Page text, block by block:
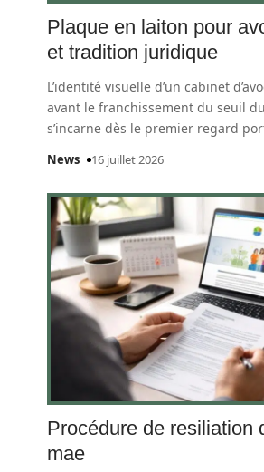
Plaque en laiton pour
et tradition juridique
L’identité visuelle d’un cabinet
avant le franchissement du seuil
s’incarne dès le premier regard
News 16 juillet 2026
Procédure de resiliation
mae